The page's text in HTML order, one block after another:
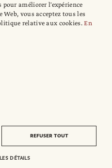
améliorer l'expérience
vous acceptez tous les
relative aux cookies.En
REFUSER TOUT
DÉTAILS